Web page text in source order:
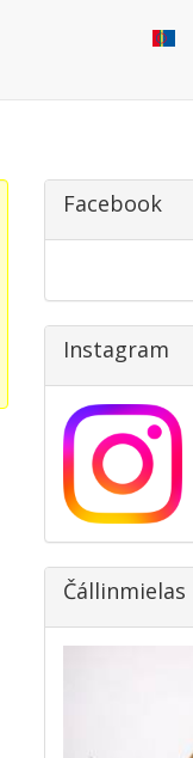
Facebook
Instagram
Čállinmielas